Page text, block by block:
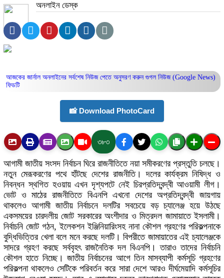
অনলাইন ডেস্ক
আজকের জার্নাল অনলাইনের সর্বশেষ নিউজ পেতে অনুসরণ করুন গুগল নিউজ (Google News)
ফিডটি
📸 Download PhotoCard
৩৮৩
আগামী জাতীয় সংসদ নির্বাচন ঘিরে রাজনীতিতে নয়া সমীকরণের প্রস্তুতি চলছে।
নতুন মেরূকরণের পথে হাঁটছে দেশের রাজনীতি। দলের কার্যক্রম নিষিদ্ধ ও
নিবন্ধন স্থগিত হওয়ায় এখন দৃশ্যপটে নেই চিরপ্রতিদ্বন্দ্বী আওয়ামী লীগ।
ভোট ও মাঠের রাজনীতিতে বিএনপি এখনো দেশের অপ্রতিদ্বন্দ্বী জায়গায়
থাকলেও আগামী জাতীয় নির্বাচনে দলটির সবচেয়ে বড় চ্যালেঞ্জ হয়ে উঠছে
একসময়ের চারদলীয় জোট সরকারের অংশীদার ও মিত্রদল জামায়াতে ইসলামী।
নির্বাচনি জোট গঠন, ইলেকশন ইঞ্জিনিয়ারিংসহ নানা কৌশল গ্রহণের পরিকল্পনাকে
বুদ্ধিভিত্তির খেলা বলে মনে করছে দলটি। বিপরীতে জামায়াতের এই চ্যালেঞ্জকে
সাদরে গ্রহণ করছে সর্ববৃহৎ রাজনৈতিক দল বিএনপি। তারাও তাদের নির্বাচনি
কৌশল হাতে নিচ্ছে। জাতীয় নির্বাচনের আগে তিন মাসব্যাপী কর্মসূচি গ্রহণের
পরিকল্পনা থাকলেও সেটিকে পরিবর্তন করে সারা দেশে আরও দীর্ঘমেয়াদি কর্মসূচির